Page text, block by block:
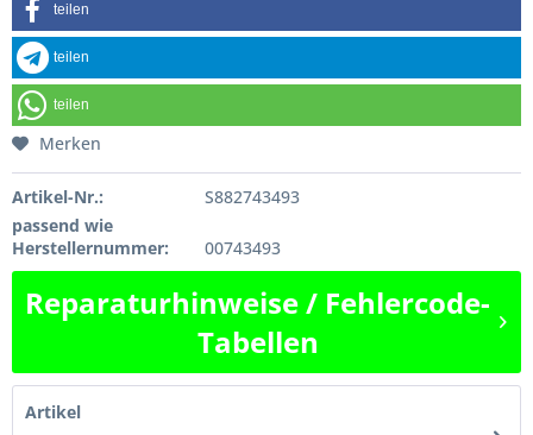
teilen
teilen
teilen
Merken
Artikel-Nr.:
S882743493
passend wie
Herstellernummer:
00743493
Reparaturhinweise / Fehlercode-
Tabellen
Artikel